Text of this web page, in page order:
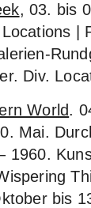
, 03. bis
|
Div.
World.
Mai.
1960.
bis